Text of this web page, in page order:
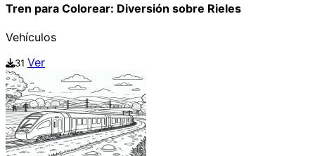
Tren para Colorear: Diversión sobre Rieles
Vehículos
31 Ver